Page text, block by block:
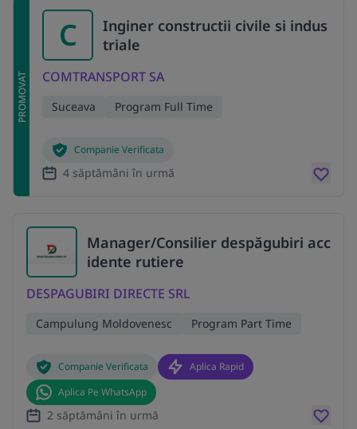
PROMOVAT
C
Inginer constructii civile si indus
triale
COMTRANSPORT SA
Suceava Program Full Time
Companie Verificata
4 săptămâni în urmă
Manager/Consilier despăgubiri acc
idente rutiere
DESPAGUBIRI DIRECTE SRL
Campulung Moldovenesc Program Part Time
Companie Verificata
Aplica Rapid
Aplica Pe WhatsApp
2 săptămâni în urmă